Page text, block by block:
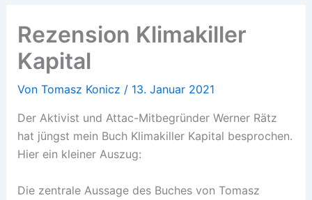
Rezension Klimakiller
Kapital
Von Tomasz Konicz / 13. Januar 2021
Der Aktivist und Attac-Mitbegründer Werner Rätz
hat jüngst mein Buch Klimakiller Kapital besprochen.
Hier ein kleiner Auszug:
Die zentrale Aussage des Buches von Tomasz